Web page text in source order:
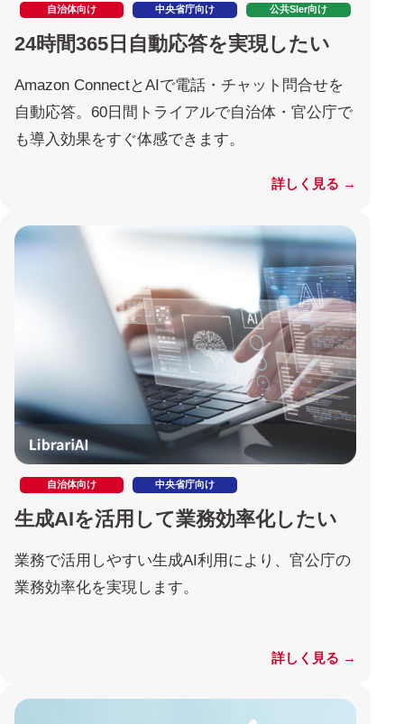
自治体向け 中央省庁向け 公共SIer向け
24時間365日自動応答を実現したい
Amazon ConnectとAIで電話・チャット問合せを
自動応答。60日間トライアルで自治体・官公庁で
も導入効果をすぐ体感できます。
詳しく見る →
自治体向け 中央省庁向け
生成AIを活用して業務効率化したい
業務で活用しやすい生成AI利用により、官公庁の
業務効率化を実現します。
詳しく見る →